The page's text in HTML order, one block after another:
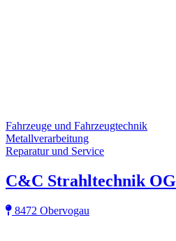
Fahrzeuge und Fahrzeugtechnik
Metallverarbeitung
Reparatur und Service
C&C Strahltechnik OG
8472 Obervogau